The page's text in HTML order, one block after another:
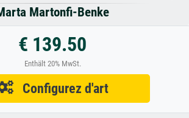
Martonfi-Benke
€ 139.50
Enthält 20% MwSt.
Configurez d'art